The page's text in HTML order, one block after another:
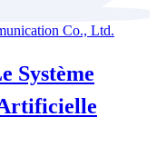
Co., Ltd.
Système